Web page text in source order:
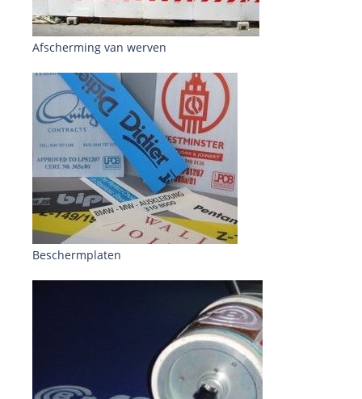
Afscherming van werven
Beschermplaten